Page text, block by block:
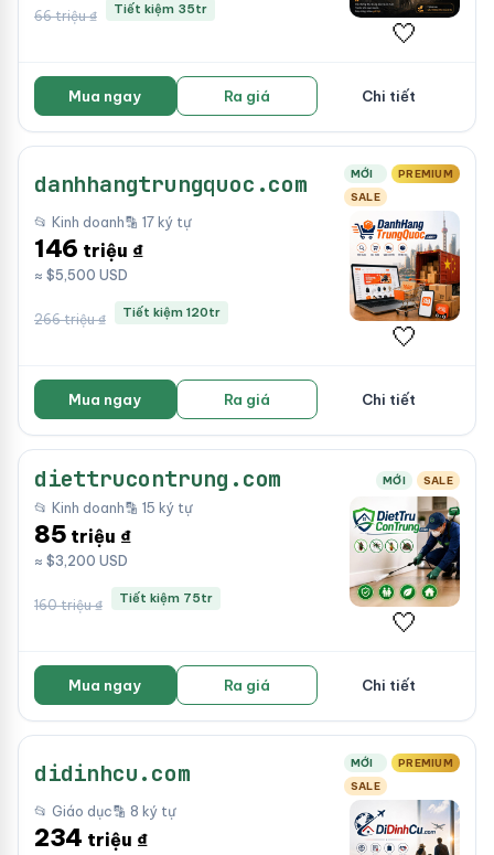
66 triệu ₫ Tiết kiệm 35tr
🤍
Mua ngay Ra giá Chi tiết
danhhangtrungquoc.com MỚI
PREMIUM
SALE
📂 Kinh doanh🔡 17 ký tự
146 triệu ₫
≈ $5,500 USD
266 triệu ₫ Tiết kiệm 120tr
🤍
Mua ngay Ra giá Chi tiết
diettrucontrung.com MỚI SALE
📂 Kinh doanh🔡 15 ký tự
85 triệu ₫
≈ $3,200 USD
160 triệu ₫ Tiết kiệm 75tr
🤍
Mua ngay Ra giá Chi tiết
didinhcu.com MỚI
PREMIUM
SALE
📂 Giáo dục🔡 8 ký tự
234 triệu ₫